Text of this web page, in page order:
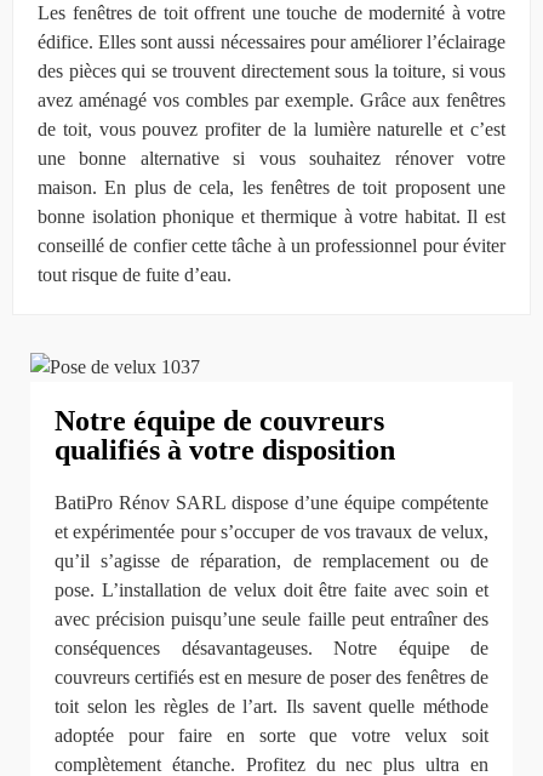
Les fenêtres de toit offrent une touche de modernité à votre
édifice. Elles sont aussi nécessaires pour améliorer l’éclairage
des pièces qui se trouvent directement sous la toiture, si vous
avez aménagé vos combles par exemple. Grâce aux fenêtres
de toit, vous pouvez profiter de la lumière naturelle et c’est
une bonne alternative si vous souhaitez rénover votre
maison. En plus de cela, les fenêtres de toit proposent une
bonne isolation phonique et thermique à votre habitat. Il est
conseillé de confier cette tâche à un professionnel pour éviter
tout risque de fuite d’eau.
Notre équipe de couvreurs
qualifiés à votre disposition
BatiPro Rénov SARL dispose d’une équipe compétente
et expérimentée pour s’occuper de vos travaux de velux,
qu’il s’agisse de réparation, de remplacement ou de
pose. L’installation de velux doit être faite avec soin et
avec précision puisqu’une seule faille peut entraîner des
conséquences désavantageuses. Notre équipe de
couvreurs certifiés est en mesure de poser des fenêtres de
toit selon les règles de l’art. Ils savent quelle méthode
adoptée pour faire en sorte que votre velux soit
complètement étanche. Profitez du nec plus ultra en